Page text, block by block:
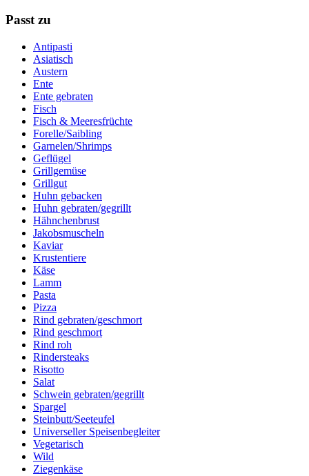
Passt zu
Antipasti
Asiatisch
Austern
Ente
Ente gebraten
Fisch
Fisch & Meeresfrüchte
Forelle/Saibling
Garnelen/Shrimps
Geflügel
Grillgemüse
Grillgut
Huhn gebacken
Huhn gebraten/gegrillt
Hähnchenbrust
Jakobsmuscheln
Kaviar
Krustentiere
Käse
Lamm
Pasta
Pizza
Rind gebraten/geschmort
Rind geschmort
Rind roh
Rindersteaks
Risotto
Salat
Schwein gebraten/gegrillt
Spargel
Steinbutt/Seeteufel
Universeller Speisenbegleiter
Vegetarisch
Wild
Ziegenkäse